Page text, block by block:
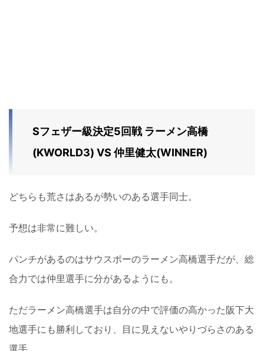
Sフェザー級決定5回戦 ラーメン高橋
(KWORLD3) VS 仲里健太(WINNER)
どちらも荒さはあるが勢いのある選手同士。
予想は非常に難しい。
パンチがあるのはサウスポーのラーメン高橋選手だが、総
合力では仲里選手に分があるようにも。
ただラーメン高橋選手は自分の中で評価の高かった阪下大
地選手にも勝利しており、目に見えないやりづらさのある